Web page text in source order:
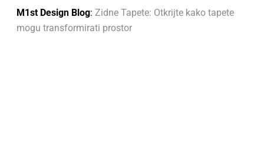
M1st Design Blog: Zidne Tapete: Otkrijte kako tapete
mogu transformirati prostor